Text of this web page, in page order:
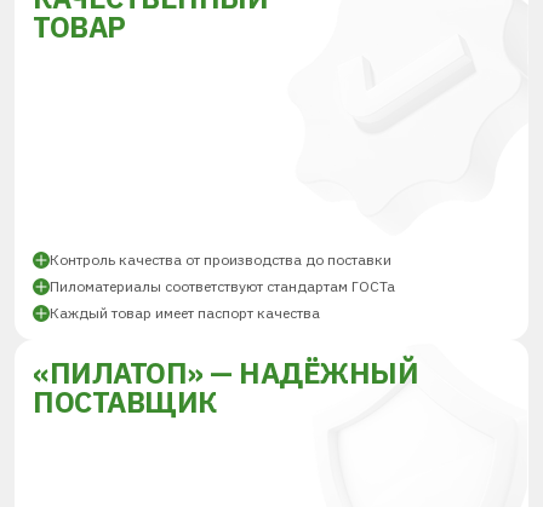
ТОВАР
Контроль качества от производства до поставки
Пиломатериалы соответствуют стандартам ГОСТа
Каждый товар имеет паспорт качества
«ПИЛАТОП» — НАДЁЖНЫЙ
ПОСТАВЩИК